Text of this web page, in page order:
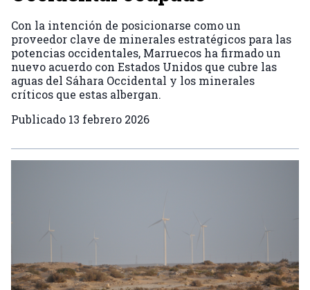
Con la intención de posicionarse como un
proveedor clave de minerales estratégicos para las
potencias occidentales, Marruecos ha firmado un
nuevo acuerdo con Estados Unidos que cubre las
aguas del Sáhara Occidental y los minerales
críticos que estas albergan.
Publicado 13 febrero 2026